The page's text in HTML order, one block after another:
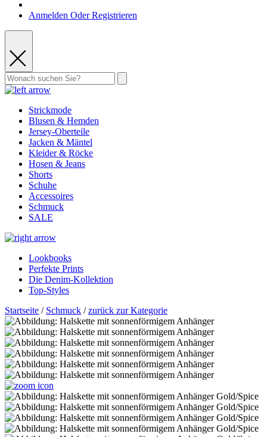
Anmelden Oder Registrieren
Strickmode
Blusen & Hemden
Jersey-Oberteile
Jacken & Mäntel
Kleider & Röcke
Hosen & Jeans
Shorts
Schuhe
Accessoires
Schmuck
SALE
Lookbooks
Perfekte Prints
Die Denim-Kollektion
Top-Styles
Startseite / Schmuck /zurück zur Kategorie